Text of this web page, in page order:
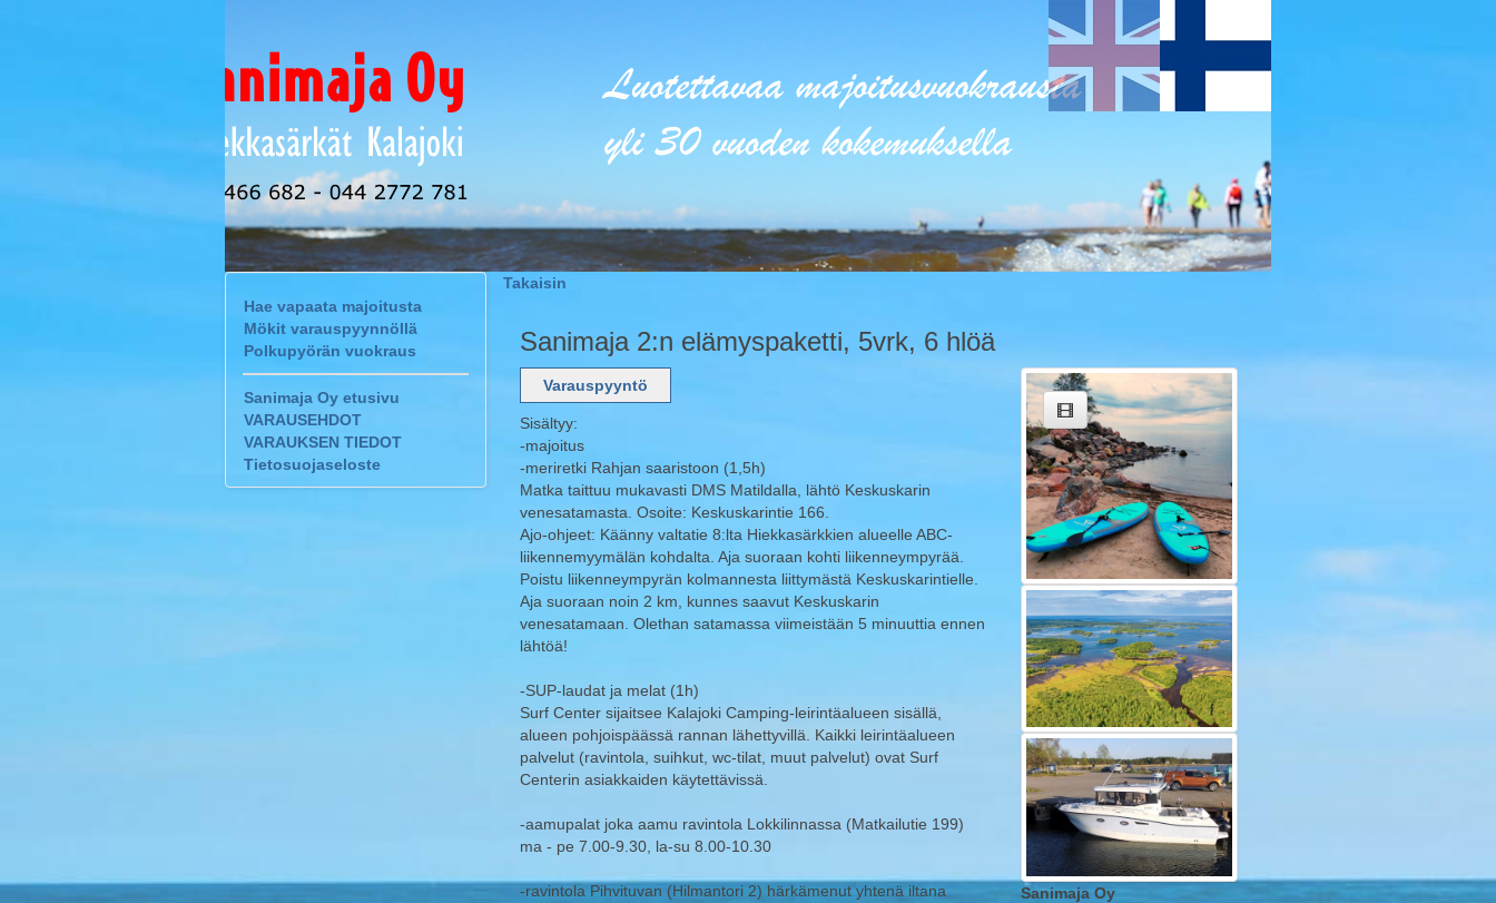
Hae vapaata majoitusta
Mökit varauspyynnöllä
Polkupyörän vuokraus
Sanimaja Oy etusivu
VARAUSEHDOT
VARAUKSEN TIEDOT
Tietosuojaseloste
Takaisin
Sanimaja 2:n elämyspaketti, 5vrk, 6 hlöä
Sanimaja Oy
Sisältyy:
-majoitus
-meriretki Rahjan saaristoon (1,5h)
Matka taittuu mukavasti DMS Matildalla, lähtö Keskuskarin
venesatamasta. Osoite: Keskuskarintie 166.
Ajo-ohjeet: Käänny valtatie 8:lta Hiekkasärkkien alueelle ABC-
liikennemyymälän kohdalta. Aja suoraan kohti liikenneympyrää.
Poistu liikenneympyrän kolmannesta liittymästä Keskuskarintielle.
Aja suoraan noin 2 km, kunnes saavut Keskuskarin
venesatamaan. Olethan satamassa viimeistään 5 minuuttia ennen
lähtöä!
-SUP-laudat ja melat (1h)
Surf Center sijaitsee Kalajoki Camping-leirintäalueen sisällä,
alueen pohjoispäässä rannan lähettyvillä. Kaikki leirintäalueen
palvelut (ravintola, suihkut, wc-tilat, muut palvelut) ovat Surf
Centerin asiakkaiden käytettävissä.
-aamupalat joka aamu ravintola Lokkilinnassa (Matkailutie 199)
ma - pe 7.00-9.30, la-su 8.00-10.30
-ravintola Pihvituvan (Hilmantori 2) härkämenut yhtenä iltana